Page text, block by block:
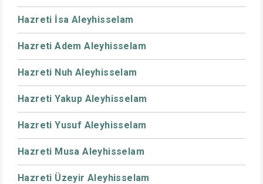
Hazreti İsa Aleyhisselam
Hazreti Adem Aleyhisselam
Hazreti Nuh Aleyhisselam
Hazreti Yakup Aleyhisselam
Hazreti Yusuf Aleyhisselam
Hazreti Musa Aleyhisselam
Hazreti Üzeyir Aleyhisselam